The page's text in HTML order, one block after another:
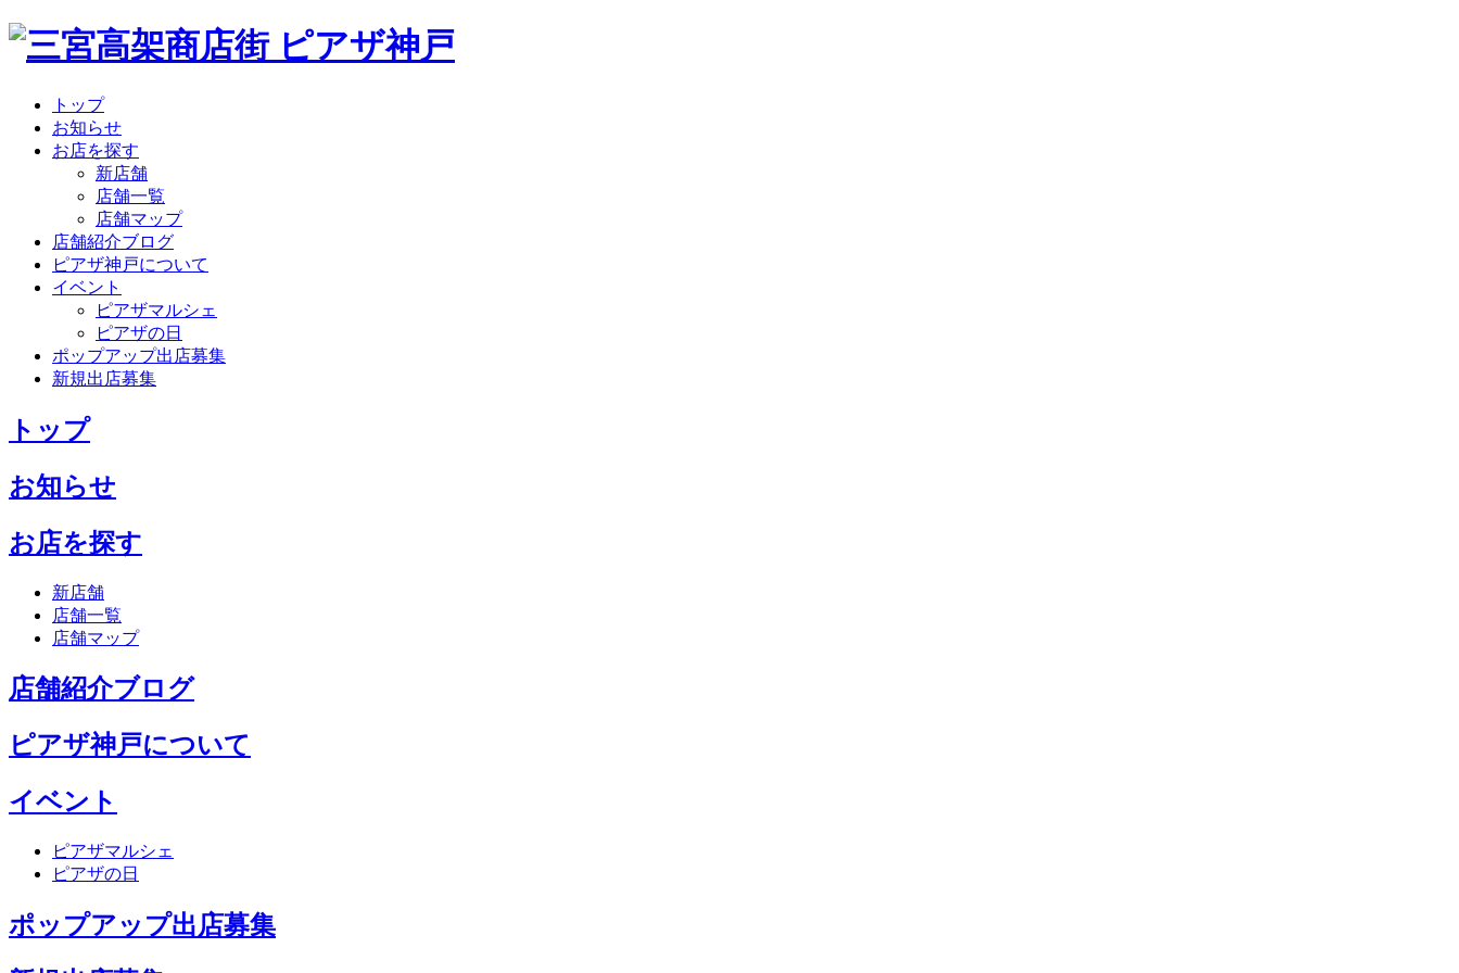
トップ
お知らせ
お店を探す
新店舗
店舗一覧
店舗マップ
店舗紹介ブログ
ピアザ神戸について
イベント
ピアザマルシェ
ピアザの日
ポップアップ出店募集
新規出店募集
トップ
お知らせ
お店を探す
新店舗
店舗一覧
店舗マップ
店舗紹介ブログ
ピアザ神戸について
イベント
ピアザマルシェ
ピアザの日
ポップアップ出店募集